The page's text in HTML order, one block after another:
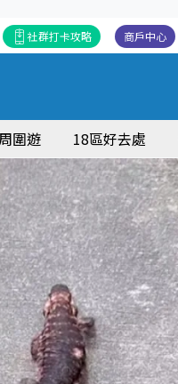
商戶中心
社群打卡攻略
圍遊 18區好去處